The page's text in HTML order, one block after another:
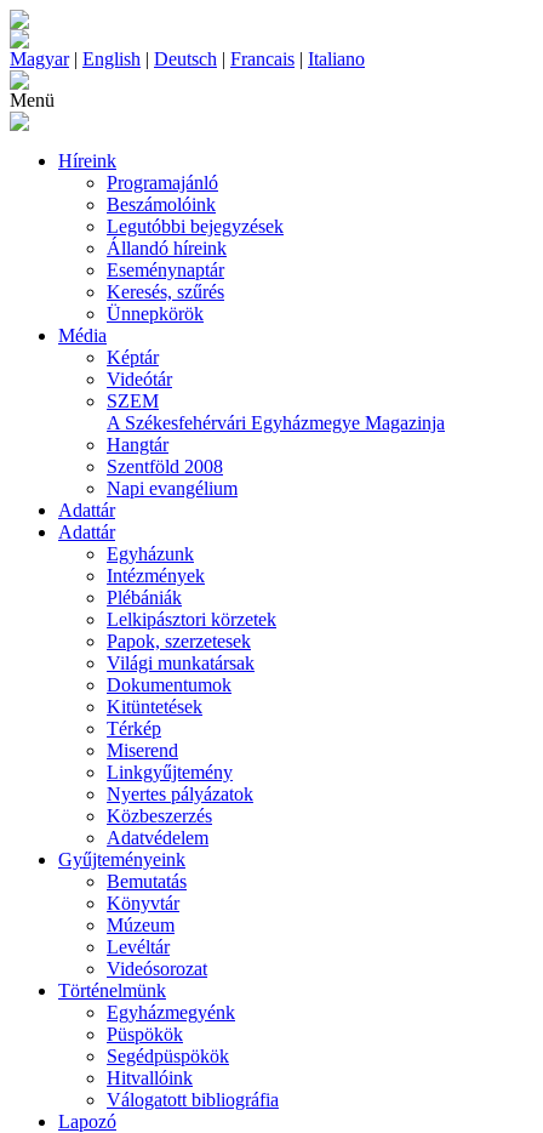
Magyar| English | Deutsch | Francais | Italiano
Menü
Híreink
Programajánló
Beszámolóink
Legutóbbi bejegyzések
Állandó híreink
Eseménynaptár
Keresés, szűrés
Ünnepkörök
Média
Képtár
Videótár
SZEM
A Székesfehérvári Egyházmegye Magazinja
Hangtár
Szentföld 2008
Napi evangélium
Adattár
Adattár
Egyházunk
Intézmények
Plébániák
Lelkipásztori körzetek
Papok, szerzetesek
Világi munkatársak
Dokumentumok
Kitüntetések
Térkép
Miserend
Linkgyűjtemény
Nyertes pályázatok
Közbeszerzés
Adatvédelem
Gyűjteményeink
Bemutatás
Könyvtár
Múzeum
Levéltár
Videósorozat
Történelmünk
Egyházmegyénk
Püspökök
Segédpüspökök
Hitvallóink
Válogatott bibliográfia
Lapozó